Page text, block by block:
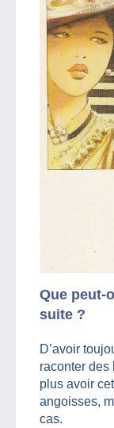
Que peut-
suite ?
D’avoir
raconter des
plus avoir
angoisses,
cas.